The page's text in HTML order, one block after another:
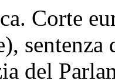
Corte
del